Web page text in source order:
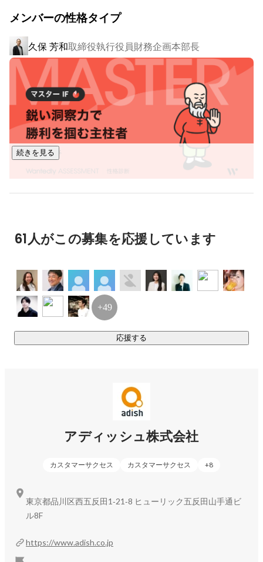
経理の仕事は職人芸。
経験を積み重ねてなんぼの世界だと思っています。
もちろん知識も必要ですが、それ以上に経験がものをい
う世界。
そんな世界で日々戦っています。
戦いに疲れたら趣味の自転車を楽しむ。
仲間と走ったり、ひとりで走ったり。
風を切って無になれるひととき。
仕事も趣味も全力疾走！！
す。
「アダプション支援サービス」は、スタートアップが生み出
したデジタルエコノミーの課題を解決するサービスです。例
えばオンラインコミュニティが発展したことで、炎上や誹謗
中傷、ネットいじめなどが発生。これらの課題を解決するた
めに、時には新たにサービスを立ち上げて解決しています。
■グロース支援サービス
・カスタマーサクセスサービス　「CS STUDIO」
https://cs-studio.adish.co.jp/
・カスタマーサポートサービス　「SOCIAL APP SUPPORT」
・リスクモニタリングサービス「インターネットモニタリン
グ」
■アダプション支援サービス
・ネットいじめ対策サービス　「スクールガーディアン」
https://school-guardian.jp/
・チャットボット　「hitobo」
https://hitobo.io/
・中小企業向け炎上対策SaaS　「Pazu」
メンバーの性格タイプ
久保 芳和取締役執行役員財務企画本部長
続きを見る
61人がこの募集を応援しています
応援する
+49
アディッシュ株式会社
カスタマーサクセス カスタマーサクセス +8
https://www.adish.co.jp
東京都品川区西五反田1‐21‐8 ヒューリック五反田山手通ビ
ル8F